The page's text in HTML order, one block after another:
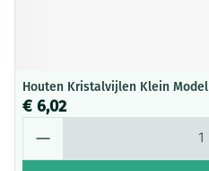
Houten Kristalvijlen Klein
€ 6,02